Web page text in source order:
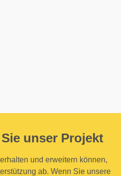
unser Projekt
und erweitern können,
ab. Wenn Sie unsere